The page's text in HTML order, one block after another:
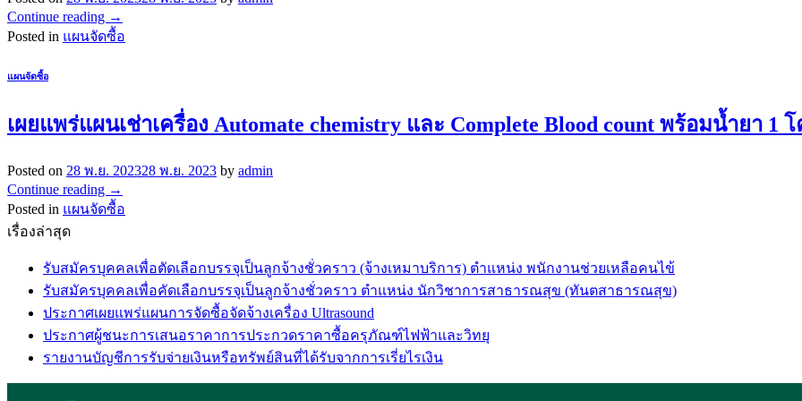
Continue reading →
Posted in แผนจัดซื้อ
แผนจัดซื้อ
เผยแพร่แผนเช่าเครื่อง Automate chemistry และ Complete Blood count พร้อมน้ำยา 1
Posted on 28 พ.ย. 202328 พ.ย. 2023 by admin
Continue reading →
Posted in แผนจัดซื้อ
เรื่องล่าสุด
รับสมัครบุคคลเพื่อตัดเลือกบรรจุเป็นลูกจ้างชั่วคราว (จ้างเหมาบริการ) ตำแหน่ง พนักงานช่วยเหลือคนไข้
รับสมัครบุคคลเพื่อคัดเลือกบรรจุเป็นลูกจ้างชั่วคราว ตำแหน่ง นักวิชาการสาธารณสุข (ทันตสาธารณสุข)
ประกาศเผยแพร่แผนการจัดซื้อจัดจ้างเครื่อง Ultrasound
ประกาศผู้ชนะการเสนอราคาการประกวดราคาซื้อครุภัณฑ์ไฟฟ้าและวิทยุ
รายงานบัญชีการรับจ่ายเงินหรือทรัพย์สินที่ได้รับจากการเรี่ยไรเงิน